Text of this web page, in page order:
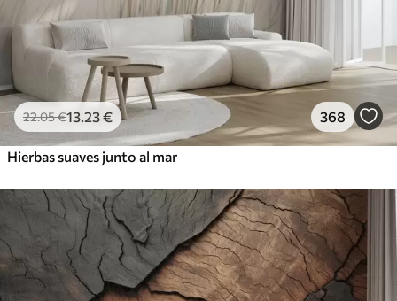
22.05€13 .23€ 368
Hierbas suaves junto al mar